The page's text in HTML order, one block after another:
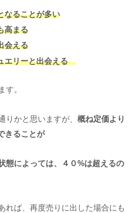
なることが多い
高まる
会える
エリーと出会える
す。
りかと思いますが、 概ね定価より
きることが
態によっては、４０%は超えるの
れば、再度売りに出した場合にも